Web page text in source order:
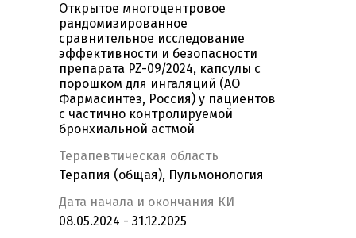
Открытое многоцентровое
рандомизированное
сравнительное исследование
эффективности и безопасности
препарата PZ-09/2024, капсулы с
порошком для ингаляций (АО
Фармасинтез, Россия) у пациентов
с частично контролируемой
бронхиальной астмой
Терапевтическая область
Терапия (общая), Пульмонология
Дата начала и окончания КИ
08.05.2024 - 31.12.2025